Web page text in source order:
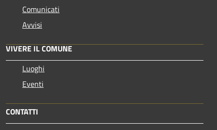
Comunicati
Avvisi
VIVERE IL COMUNE
Luoghi
Eventi
CONTATTI